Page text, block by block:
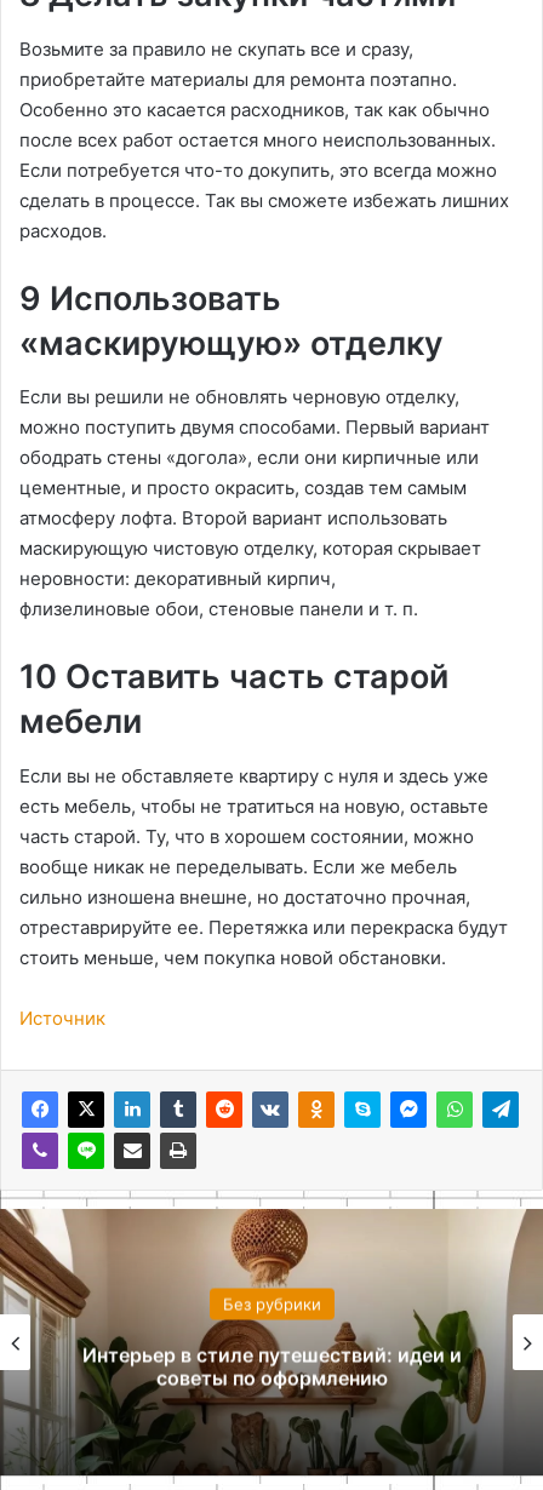
Возьмите за правило не скупать все и сразу,
приобретайте материалы для ремонта поэтапно.
Особенно это касается расходников, так как обычно
после всех работ остается много неиспользованных.
Если потребуется что-то докупить, это всегда можно
сделать в процессе. Так вы сможете избежать лишних
расходов.
9 Использовать
«маскирующую» отделку
Если вы решили не обновлять черновую отделку,
можно поступить двумя способами. Первый вариант
ободрать стены «догола», если они кирпичные или
цементные, и просто окрасить, создав тем самым
атмосферу лофта. Второй вариант использовать
маскирующую чистовую отделку, которая скрывает
неровности: декоративный кирпич,
флизелиновые обои, стеновые панели и т. п.
10 Оставить часть старой
мебели
Если вы не обставляете квартиру с нуля и здесь уже
есть мебель, чтобы не тратиться на новую, оставьте
часть старой. Ту, что в хорошем состоянии, можно
вообще никак не переделывать. Если же мебель
сильно изношена внешне, но достаточно прочная,
отреставрируйте ее. Перетяжка или перекраска будут
стоить меньше, чем покупка новой обстановки.
Источник
Без рубрики
Комната на двоих: как организовать
комфортное пространство